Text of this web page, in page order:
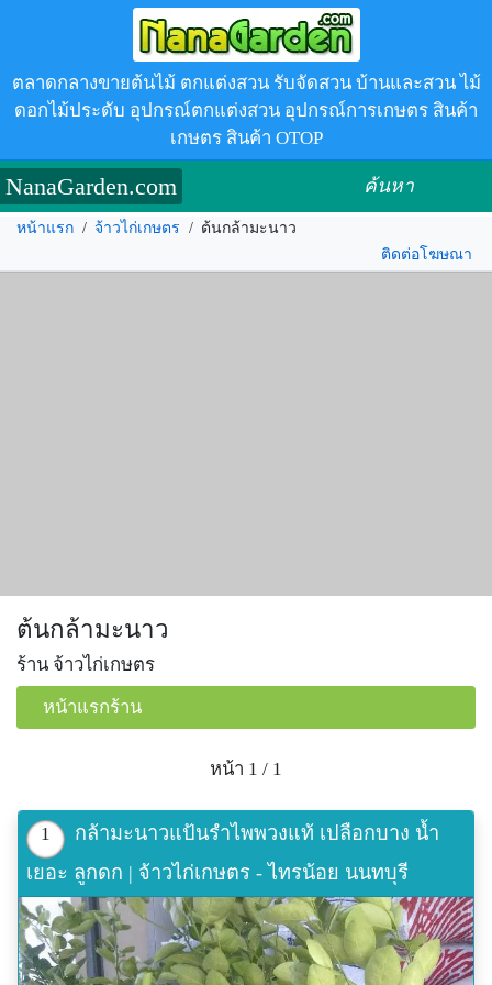
ตลาดกลางขายต้นไม้ ตกแต่งสวน รับจัดสวน บ้านและสวน ไม้
ดอกไม้ประดับ อุปกรณ์ตกแต่งสวน อุปกรณ์การเกษตร สินค้า
เกษตร สินค้า OTOP
NanaGarden.com ค้นหา
หน้าแรก / จ้าวไก่เกษตร / ต้นกล้ามะนาว
ติดต่อโฆษณา
ต้นกล้ามะนาว
ร้าน จ้าวไก่เกษตร
หน้าแรกร้าน
หน้า 1 / 1
1
กล้ามะนาวแป้นรำไพพวงแท้ เปลือกบาง น้ำ
เยอะ ลูกดก | จ้าวไก่เกษตร - ไทรน้อย นนทบุรี